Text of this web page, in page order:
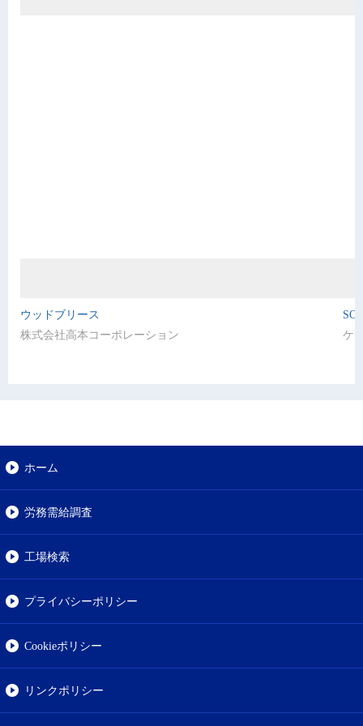
ウッドブリース
株式会社高本コーポレーション
ケ
ホーム
労務需給調査
工場検索
プライバシーポリシー
Cookieポリシー
リンクポリシー